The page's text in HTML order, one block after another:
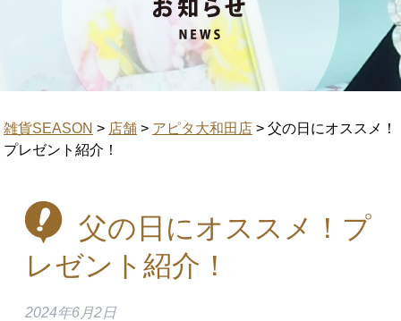
雑貨SEASON > 店舗 > アピタ大和田店 > 父の日にオススメ！
プレゼント紹介！
父の日にオススメ！プ
レゼント紹介！
2024年6月2日